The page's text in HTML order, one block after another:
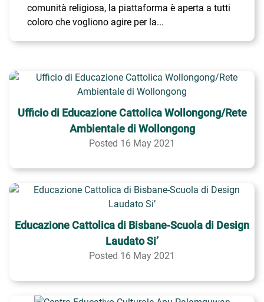
comunità religiosa, la piattaforma è aperta a tutti
coloro che vogliono agire per la...
Ufficio di Educazione Cattolica Wollongong/Rete
Ambientale di Wollongong
Posted 16 May 2021
Educazione Cattolica di Bisbane-Scuola di Design
Laudato Si’
Posted 16 May 2021